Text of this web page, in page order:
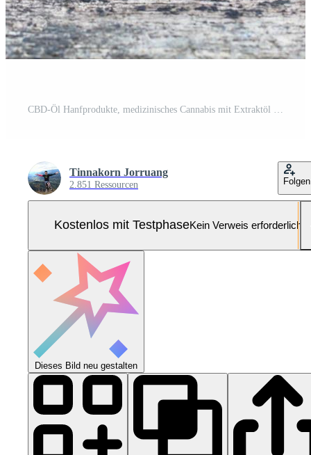
Tinnakorn Jorruang
2.851 Ressourcen Folgen
Kostenlos mit TestphaseKein Verweis erforderlich
Dieses Bild neu gestalten